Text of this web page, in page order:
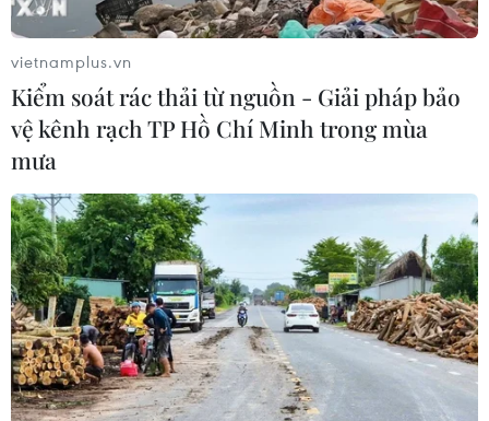
Số ca mắc COVID-19 tại Đồng Nai xuống
mức thấp nhất trong 2 tháng qua
17/09/2021 15:06
Trong vòng 24 giờ, toàn tỉnh Đồng Nai ghi nhận thêm
309 ca mắc COVID-19, giảm mạnh nhất trong 2 tháng
qua. Đặc biệt, tỉnh không ghi nhận ca mắc trong cộng
vietnamplus.vn
Kiểm soát rác thải từ nguồn - Giải pháp bảo
vệ kênh rạch TP Hồ Chí Minh trong mùa
mưa